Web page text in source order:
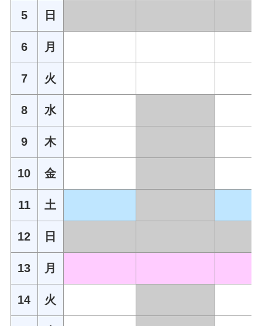
5 日
6 月
7 火
8 水
9 木
10 金
11 土
12 日
13 月
14 火